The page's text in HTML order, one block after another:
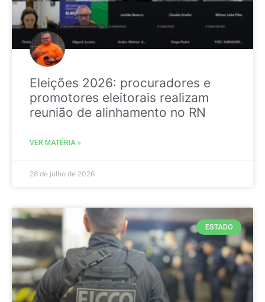
Eleições 2026: procuradores e
promotores eleitorais realizam
reunião de alinhamento no RN
VER MATÉRIA »
28 de julho de 2026
ESTADO